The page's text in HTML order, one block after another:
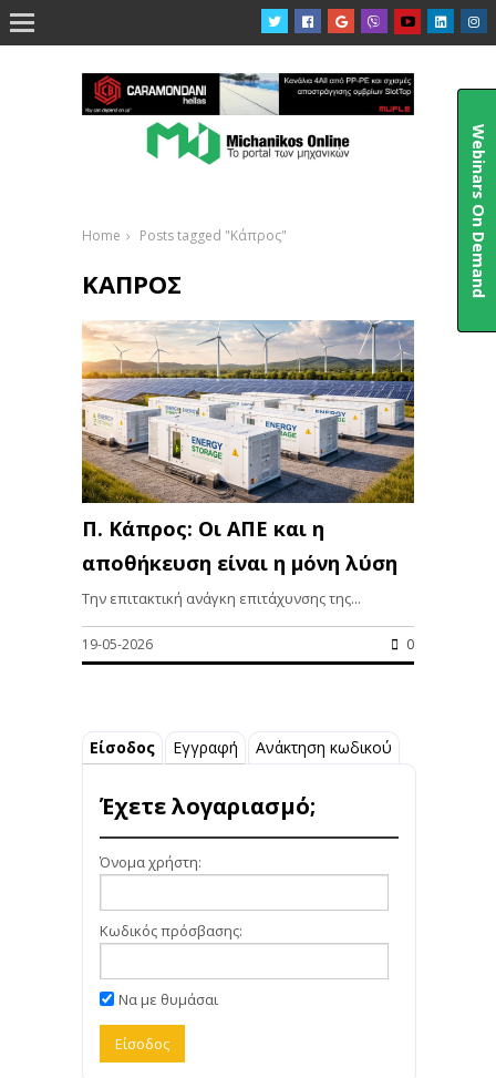

Home Posts tagged "Κάπρος"
ΚΆΠΡΟΣ
Π. Κάπρος: Οι ΑΠΕ και η
αποθήκευση είναι η μόνη λύση
Την επιτακτική ανάγκη επιτάχυνσης της...
19-05-2026 0
Είσοδος Εγγραφή Ανάκτηση κωδικού
Έχετε λογαριασμό;
Όνομα χρήστη:
Κωδικός πρόσβασης:
Να με θυμάσαι
Webinars On Demand